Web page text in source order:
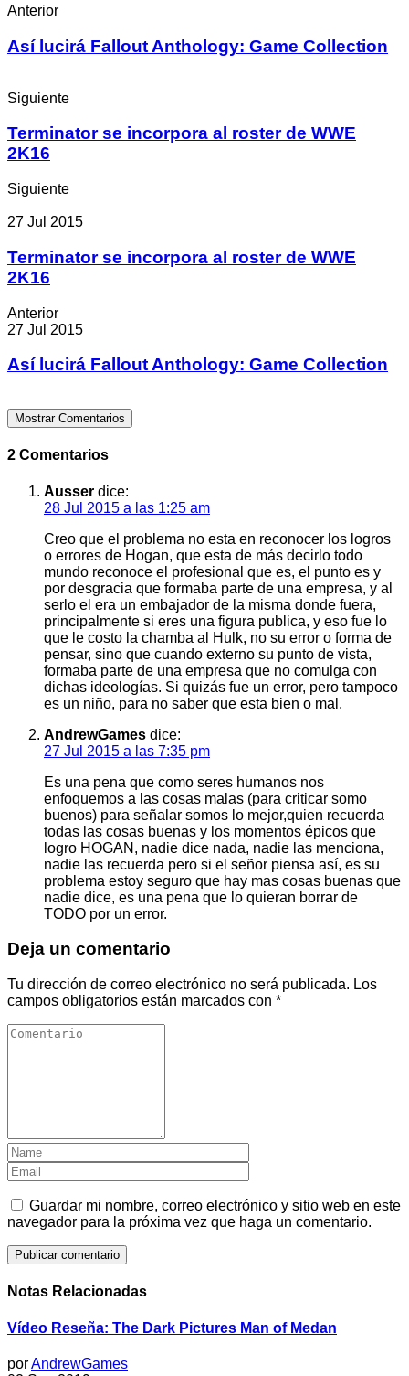
Anterior
Así lucirá Fallout Anthology: Game Collection
Siguiente
Terminator se incorpora al roster de WWE
2K16
Siguiente
27 Jul 2015
Terminator se incorpora al roster de WWE
2K16
Anterior
27 Jul 2015
Así lucirá Fallout Anthology: Game Collection
Mostrar Comentarios
2 Comentarios
Ausser dice:
28 Jul 2015 a las 1:25 am
Creo que el problema no esta en reconocer los logros
o errores de Hogan, que esta de más decirlo todo
mundo reconoce el profesional que es, el punto es y
por desgracia que formaba parte de una empresa, y al
serlo el era un embajador de la misma donde fuera,
principalmente si eres una figura publica, y eso fue lo
que le costo la chamba al Hulk, no su error o forma de
pensar, sino que cuando externo su punto de vista,
formaba parte de una empresa que no comulga con
dichas ideologías. Si quizás fue un error, pero tampoco
es un niño, para no saber que esta bien o mal.
AndrewGames dice:
27 Jul 2015 a las 7:35 pm
Es una pena que como seres humanos nos
enfoquemos a las cosas malas (para criticar somo
buenos) para señalar somos lo mejor,quien recuerda
todas las cosas buenas y los momentos épicos que
logro HOGAN, nadie dice nada, nadie las menciona,
nadie las recuerda pero si el señor piensa así, es su
problema estoy seguro que hay mas cosas buenas que
nadie dice, es una pena que lo quieran borrar de
TODO por un error.
Deja un comentario
Tu dirección de correo electrónico no será publicada. Los
campos obligatorios están marcados con *
Guardar mi nombre, correo electrónico y sitio web en este
navegador para la próxima vez que haga un comentario.
Notas Relacionadas
Vídeo Reseña: The Dark Pictures Man of Medan
porAndrewGames